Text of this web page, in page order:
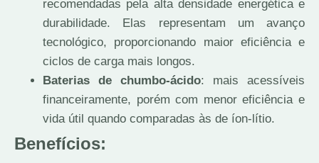
recomendadas pela alta densidade energética e
durabilidade. Elas representam um avanço
tecnológico, proporcionando maior eficiência e
ciclos de carga mais longos.
Baterias de chumbo-ácido: mais acessíveis
financeiramente, porém com menor eficiência e
vida útil quando comparadas às de íon-lítio.
Benefícios: